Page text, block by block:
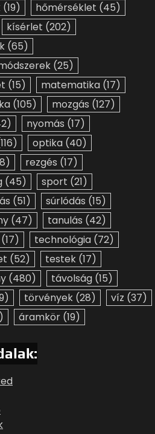
(19) hőmérséklet (45)
kísérlet (202)
(65)
(25)
(15) matematika (17)
(105) mozgás (127)
nyomás (17)
optika (40)
rezgés (17)
(45) sport (21)
(51) súrlódás (15)
(47) tanulás (42)
(17) technológia (72)
(52) testek (17)
(480) távolság (15)
törvények (28) víz (37)
áramkör (19)